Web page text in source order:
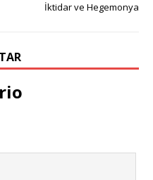
İktidar ve Hegemonya